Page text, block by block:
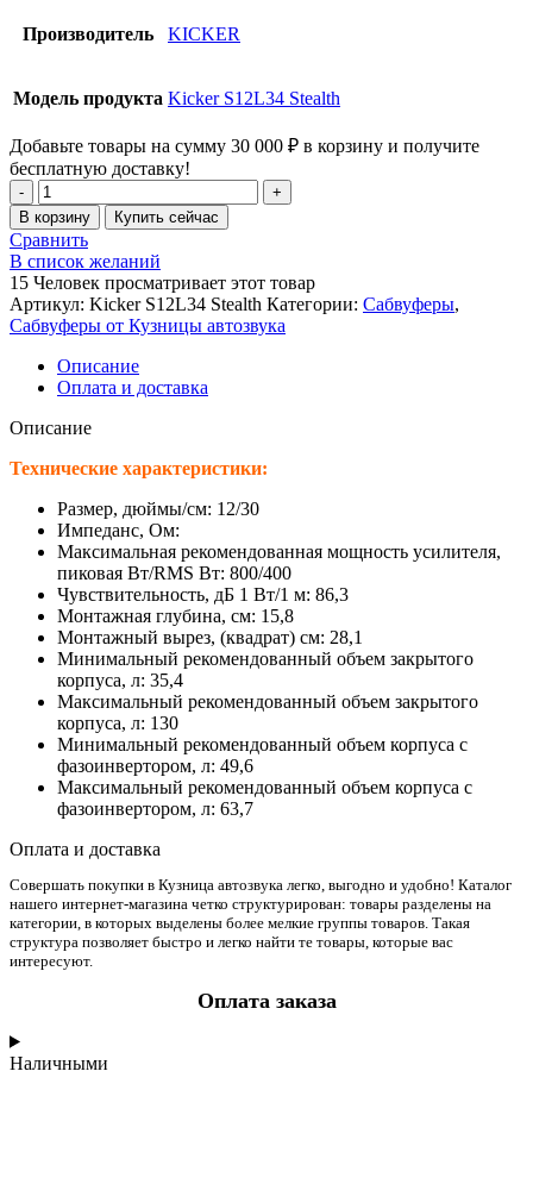
Производитель KICKER
Модель продукта Kicker S12L34 Stealth
Добавьте товары на сумму 30 000 ₽ в корзину и получите
бесплатную доставку!
Количество
товара
Kicker
S12L34
Stealth
В корзину Купить сейчас
Сравнить
В список желаний
15 Человек просматривает этот товар
Артикул: Kicker S12L34 Stealth Категории: Сабвуферы,
Сабвуферы от Кузницы автозвука
Описание
Оплата и доставка
Описание
Технические характеристики:
Размер, дюймы/см: 12/30
Импеданс, Ом:
Максимальная рекомендованная мощность усилителя,
пиковая Вт/RMS Вт: 800/400
Чувствительность, дБ 1 Вт/1 м: 86,3
Монтажная глубина, см: 15,8
Монтажный вырез, (квадрат) см: 28,1
Минимальный рекомендованный объем закрытого
корпуса, л: 35,4
Максимальный рекомендованный объем закрытого
корпуса, л: 130
Минимальный рекомендованный объем корпуса с
фазоинвертором, л: 49,6
Максимальный рекомендованный объем корпуса с
фазоинвертором, л: 63,7
Оплата и доставка
Совершать покупки в Кузница автозвука легко, выгодно и удобно! Каталог
нашего интернет-магазина четко структурирован: товары разделены на
категории, в которых выделены более мелкие группы товаров. Такая
структура позволяет быстро и легко найти те товары, которые вас
интересуют.
Оплата заказа
Наличными